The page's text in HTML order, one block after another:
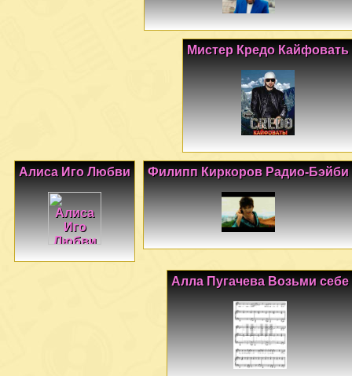
Мистер Кредо Кайфовать
Филипп Киркоров Радио-Бэйби
Алиса Иго Любви
Алла Пугачева Возьми себе